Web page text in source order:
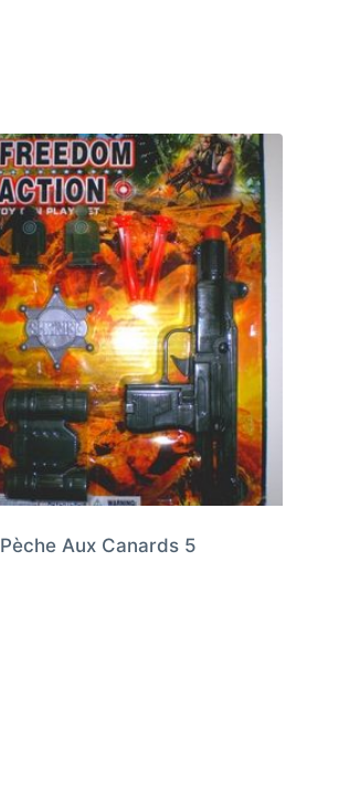
Pèche Aux Canards 5